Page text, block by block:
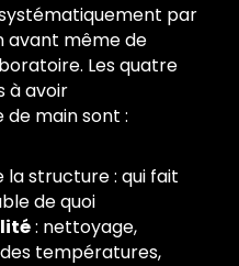
par
avant même de
Les quatre
à avoir
main sont :
la structure : qui fait
de quoi
: nettoyage,
températures,